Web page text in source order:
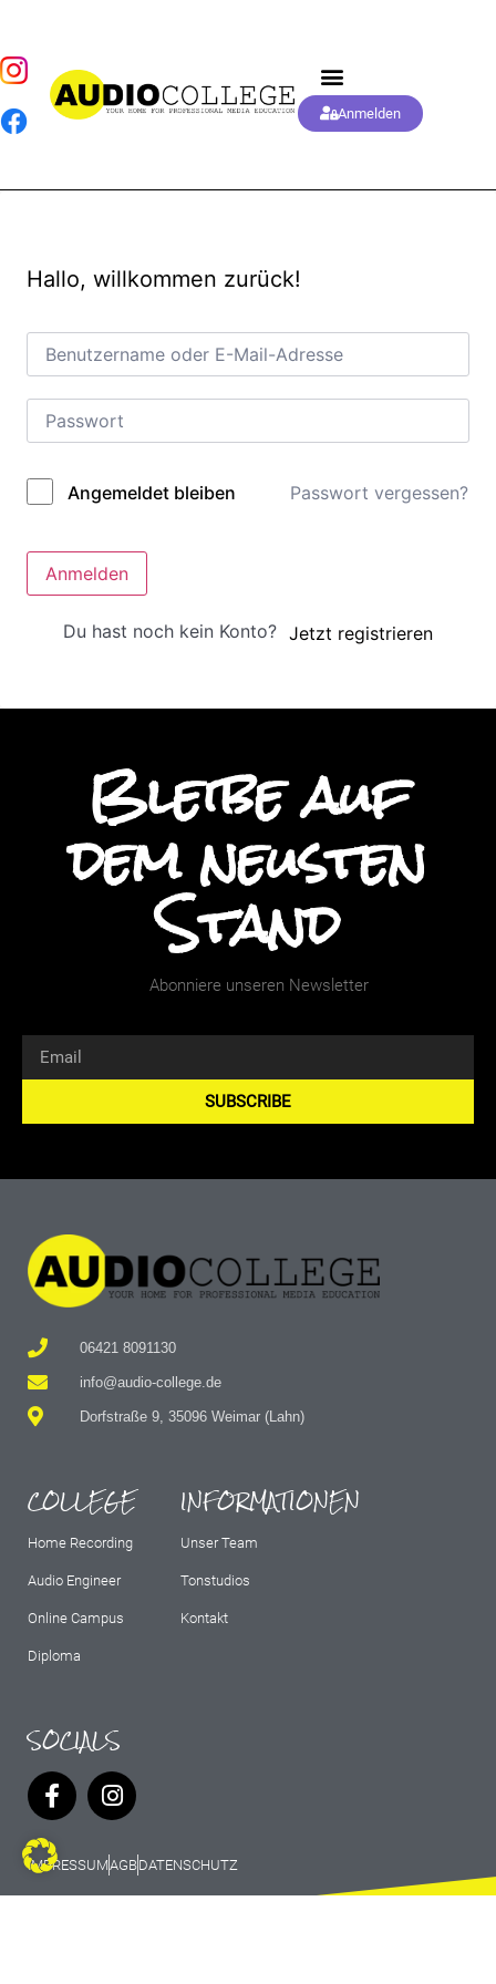
Anmelden
Hallo, willkommen zurück!
Alternative:
Angemeldet bleiben Passwort vergessen?
Anmelden
Du hast noch kein Konto? Jetzt registrieren
Bleibe auf
dem neusten
Stand
Abonniere unseren Newsletter
SUBSCRIBE
06421 8091130
info@audio-college.de
Dorfstraße 9, 35096 Weimar (Lahn)
COLLEGE
Home Recording
Audio Engineer
Online Campus
Diploma
INFORMATIONEN
Unser Team
Tonstudios
Kontakt
SOCIALS
IMPRESSUMAGBDATENSCHUTZ